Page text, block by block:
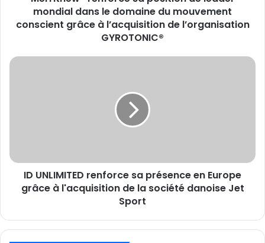
mouvement
à
mondial dans le domaine du mouvement
conscient grâce à l’acquisition de l’organisation
GYROTONIC®
ID
à
l'acquisition
danoise
ID UNLIMITED renforce sa présence en Europe
grâce à l'acquisition de la société danoise Jet
Sport